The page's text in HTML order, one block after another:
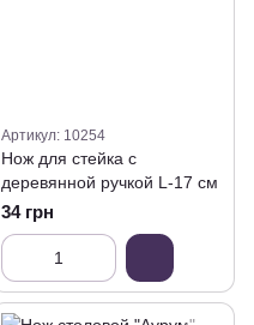
Артикул: 10254
Нож для стейка с
деревянной ручкой L-17 см
34 грн